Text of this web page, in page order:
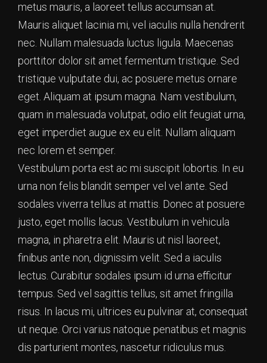
metus mauris, a laoreet tellus accumsan at.
Mauris aliquet lacinia mi, vel iaculis nulla hendrerit
nec. Nullam malesuada luctus ligula. Maecenas
porttitor dolor sit amet fermentum tristique. Sed
tristique vulputate dui, ac posuere metus ornare
eget. Aliquam at ipsum magna. Nam vestibulum,
quam in malesuada volutpat, odio elit feugiat urna,
eget imperdiet augue ex eu elit. Nullam aliquam
nec lorem et semper.
Vestibulum porta est ac mi suscipit lobortis. In eu
urna non felis blandit semper vel vel ante. Sed
sodales viverra tellus at mattis. Donec at posuere
justo, eget mollis lacus. Vestibulum in vehicula
magna, in pharetra elit. Mauris ut nisl laoreet,
finibus ante non, dignissim velit. Sed a iaculis
lectus. Curabitur sodales ipsum id urna efficitur
tempus. Sed vel sagittis tellus, sit amet fringilla
risus. In lacus mi, ultrices eu pulvinar at, consequat
ut neque. Orci varius natoque penatibus et magnis
dis parturient montes, nascetur ridiculus mus.